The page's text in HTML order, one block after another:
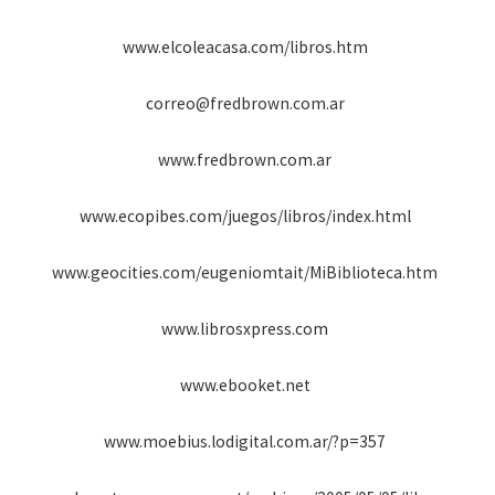
www.elcoleacasa.com/libros.htm
correo@fredbrown.com.ar
www.fredbrown.com.ar
www.ecopibes.com/juegos/libros/index.html
www.geocities.com/eugeniomtait/MiBiblioteca.htm
www.librosxpress.com
www.ebooket.net
www.moebius.lodigital.com.ar/?p=357